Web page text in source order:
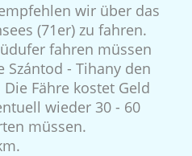
wir über das
(71er) zu fahren.
fahren müssen
Szántod - Tihany den
Fähre kostet Geld
wieder 30 - 60
müssen.